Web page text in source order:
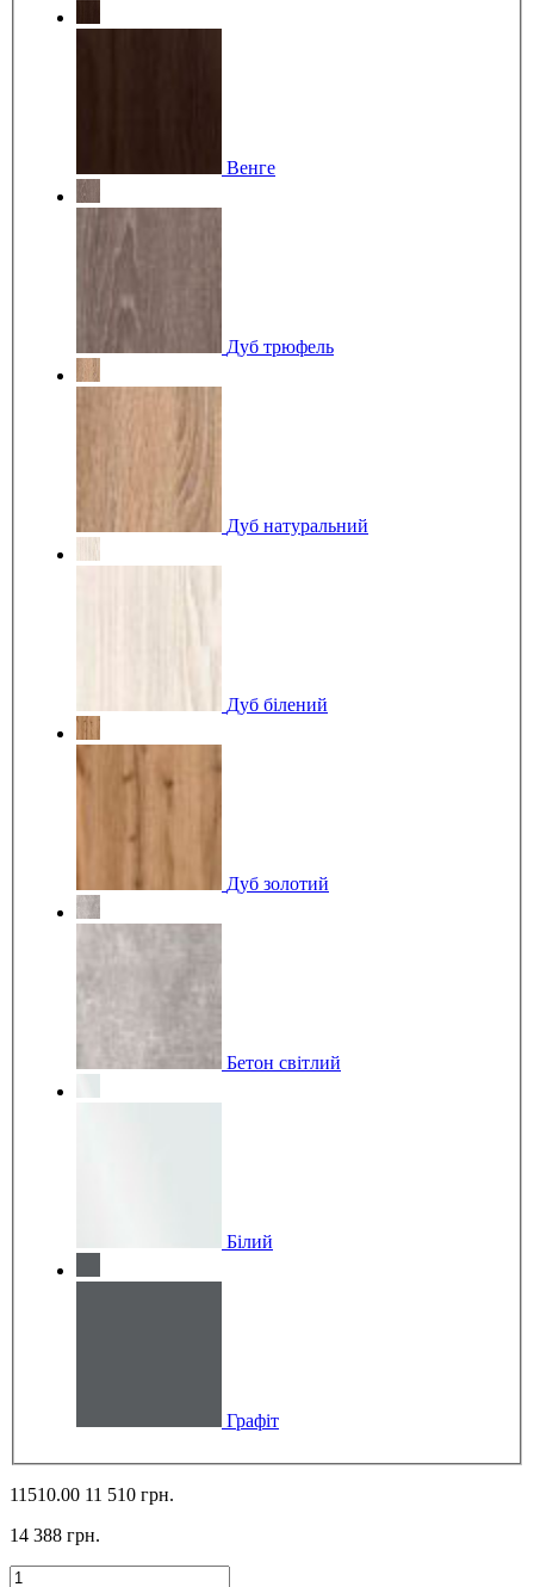
Венге
Дуб трюфель
Дуб натуральний
Дуб білений
Дуб золотий
Бетон світлий
Білий
Графіт
11510.00 11 510 грн.
14 388 грн.